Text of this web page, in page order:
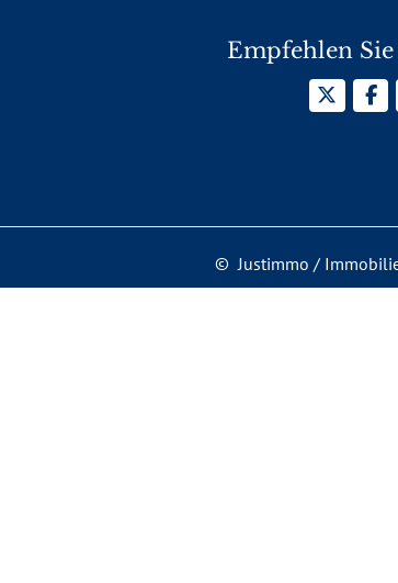
Empfehlen
©Justimmo /